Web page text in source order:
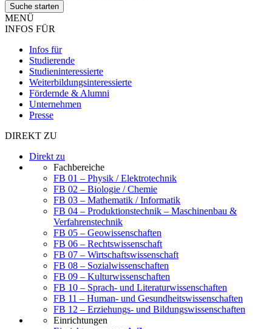
MENÜ
INFOS FÜR
Infos für
Studierende
Studieninteressierte
Weiterbildungsinteressierte
Fördernde & Alumni
Unternehmen
Presse
DIREKT ZU
Direkt zu
Fachbereiche
FB 01 – Physik / Elektrotechnik
FB 02 – Biologie / Chemie
FB 03 – Mathematik / Informatik
FB 04 – Produktionstechnik – Maschinenbau &
Verfahrenstechnik
FB 05 – Geowissenschaften
FB 06 – Rechtswissenschaft
FB 07 – Wirtschaftswissenschaft
FB 08 – Sozialwissenschaften
FB 09 – Kulturwissenschaften
FB 10 – Sprach- und Literaturwissenschaften
FB 11 – Human- und Gesundheitswissenschaften
FB 12 – Erziehungs- und Bildungswissenschaften
Einrichtungen